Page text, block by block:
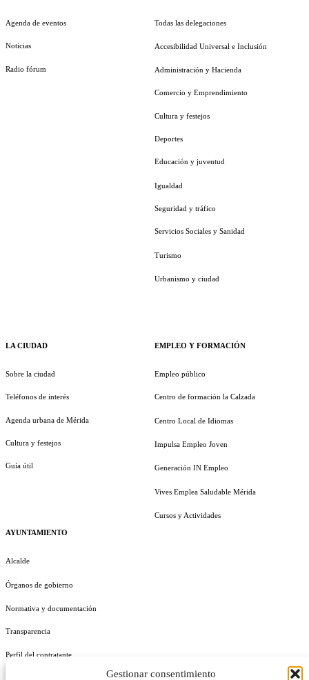
Gestionar consentimiento
Agenda de eventos
Noticias
Radio fórum
LA CIUDAD
Sobre la ciudad
Teléfonos de interés
Agenda urbana de Mérida
Cultura y festejos
Guía útil
AYUNTAMIENTO
Alcalde
Órganos de gobierno
Normativa y documentación
Transparencia
Perfil del contratante
Todas las delegaciones
Accesibilidad Universal e Inclusión
Administración y Hacienda
Comercio y Emprendimiento
Cultura y festejos
Deportes
Educación y juventud
Igualdad
Seguridad y tráfico
Servicios Sociales y Sanidad
Turismo
Urbanismo y ciudad
EMPLEO Y FORMACIÓN
Empleo público
Centro de formación la Calzada
Centro Local de Idiomas
Impulsa Empleo Joven
Generación IN Empleo
Vives Emplea Saludable Mérida
Cursos y Actividades